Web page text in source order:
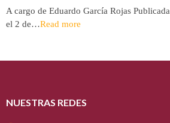
A cargo de Eduardo García Rojas
el 2 de…Read more
NUESTRAS REDES